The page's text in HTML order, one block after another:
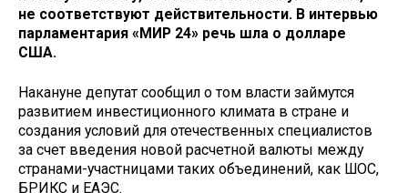
не соответствуют действительности. В интервью
парламентария «МИР 24» речь шла о долларе
США.
Накануне депутат сообщил о том власти займутся
развитием инвестиционного климата в стране и
создания условий для отечественных специалистов
за счет введения новой расчетной валюты между
странами-участницами таких объединений, как ШОС,
БРИКС и ЕАЭС.